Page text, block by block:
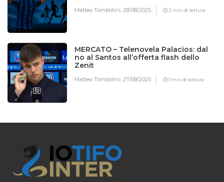
Matteo Tombolini,28/08/2025 2 min di lettura
MERCATO – Telenovela Palacios: dal
no al Santos all’offerta flash dello
Zenit
Matteo Tombolini,27/08/2025 1 min di lettura